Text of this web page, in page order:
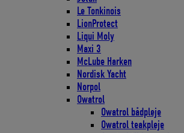
Le Tonkinois
LionProtect
Liqui Moly
Maxi 3
McLube Harken
Nordisk Yacht
Norpol
Owatrol
Owatrol bådpleje
Owatrol teakpleje